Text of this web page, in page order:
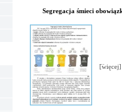
Segregacja śmieci
[więcej]